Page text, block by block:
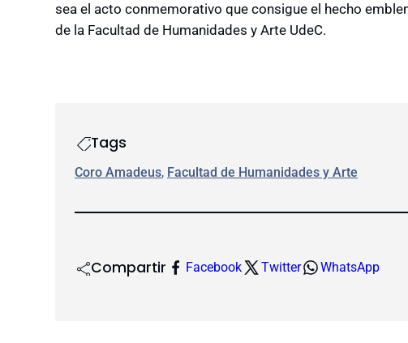
sea el acto conmemorativo que consigue el hecho
de la Facultad de Humanidades y Arte UdeC.
Tags
Coro Amadeus, Facultad de Humanidades y Arte
Compartir Facebook Twitter WhatsApp